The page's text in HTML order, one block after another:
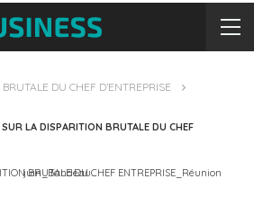
DU CHEF D’ENTREPRISE
LA DISPARITION BRUTALE DU CHEF